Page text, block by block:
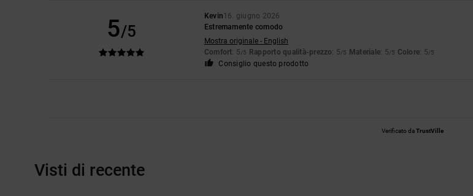
5/5
Kevin16. giugno 2026
Estremamente comodo
Mostra originale - English
Comfort: 5/5 Rapporto qualità-prezzo: 5/5 Materiale: 5/5 Colore: 5/5
Consiglio questo prodotto
Verificato daTrustVille
Visti di recente